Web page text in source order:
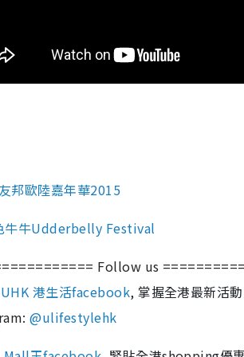
邦歐陸嘉年華2015
牛牛Udderbelly Festival
Follow us
UHK 港生活facebook, 掌握全港最新活
@ulifestylehk